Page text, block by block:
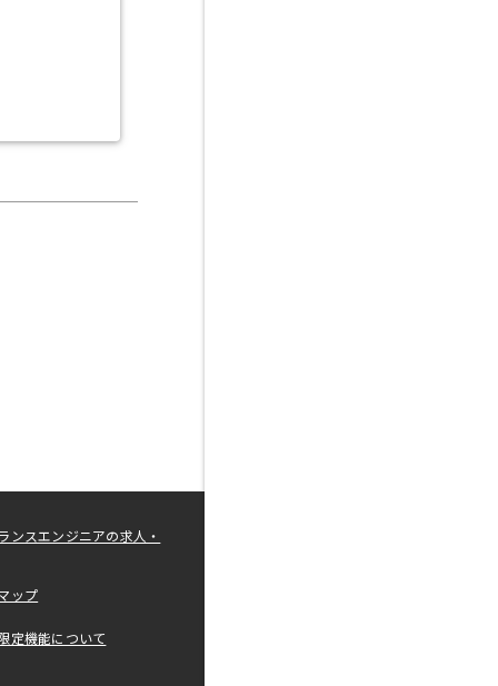
ンスエンジニアの求人・
ップ
定機能について